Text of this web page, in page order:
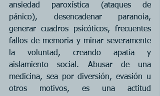
ansiedad paroxística (ataques de
pánico), desencadenar paranoia,
generar cuadros psicóticos, frecuentes
fallos de memoria y minar severamente
la voluntad, creando apatía y
aislamiento social. Abusar de una
medicina, sea por diversión, evasión u
otros motivos, es una actitud